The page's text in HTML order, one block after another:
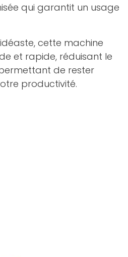
qui garantit un usage
cette machine
et rapide, réduisant le
de rester
productivité.